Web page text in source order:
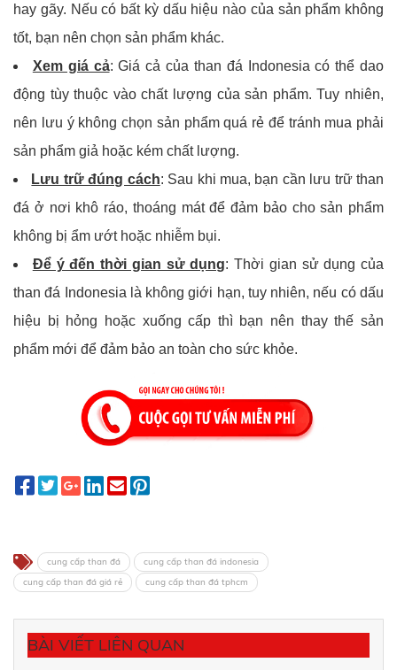
hay gãy. Nếu có bất kỳ dấu hiệu nào của sản phẩm không
tốt, bạn nên chọn sản phẩm khác.
Xem giá cả: Giá cả của than đá Indonesia có thể dao
động tùy thuộc vào chất lượng của sản phẩm. Tuy nhiên,
nên lưu ý không chọn sản phẩm quá rẻ để tránh mua phải
sản phẩm giả hoặc kém chất lượng.
Lưu trữ đúng cách: Sau khi mua, bạn cần lưu trữ than
đá ở nơi khô ráo, thoáng mát để đảm bảo cho sản phẩm
không bị ẩm ướt hoặc nhiễm bụi.
Để ý đến thời gian sử dụng: Thời gian sử dụng của
than đá Indonesia là không giới hạn, tuy nhiên, nếu có dấu
hiệu bị hỏng hoặc xuống cấp thì bạn nên thay thế sản
phẩm mới để đảm bảo an toàn cho sức khỏe.
cung cấp than đá
cung cấp than đá indonesia
cung cấp than đá giá rẻ
cung cấp than đá tphcm
BÀI VIẾT LIÊN QUAN